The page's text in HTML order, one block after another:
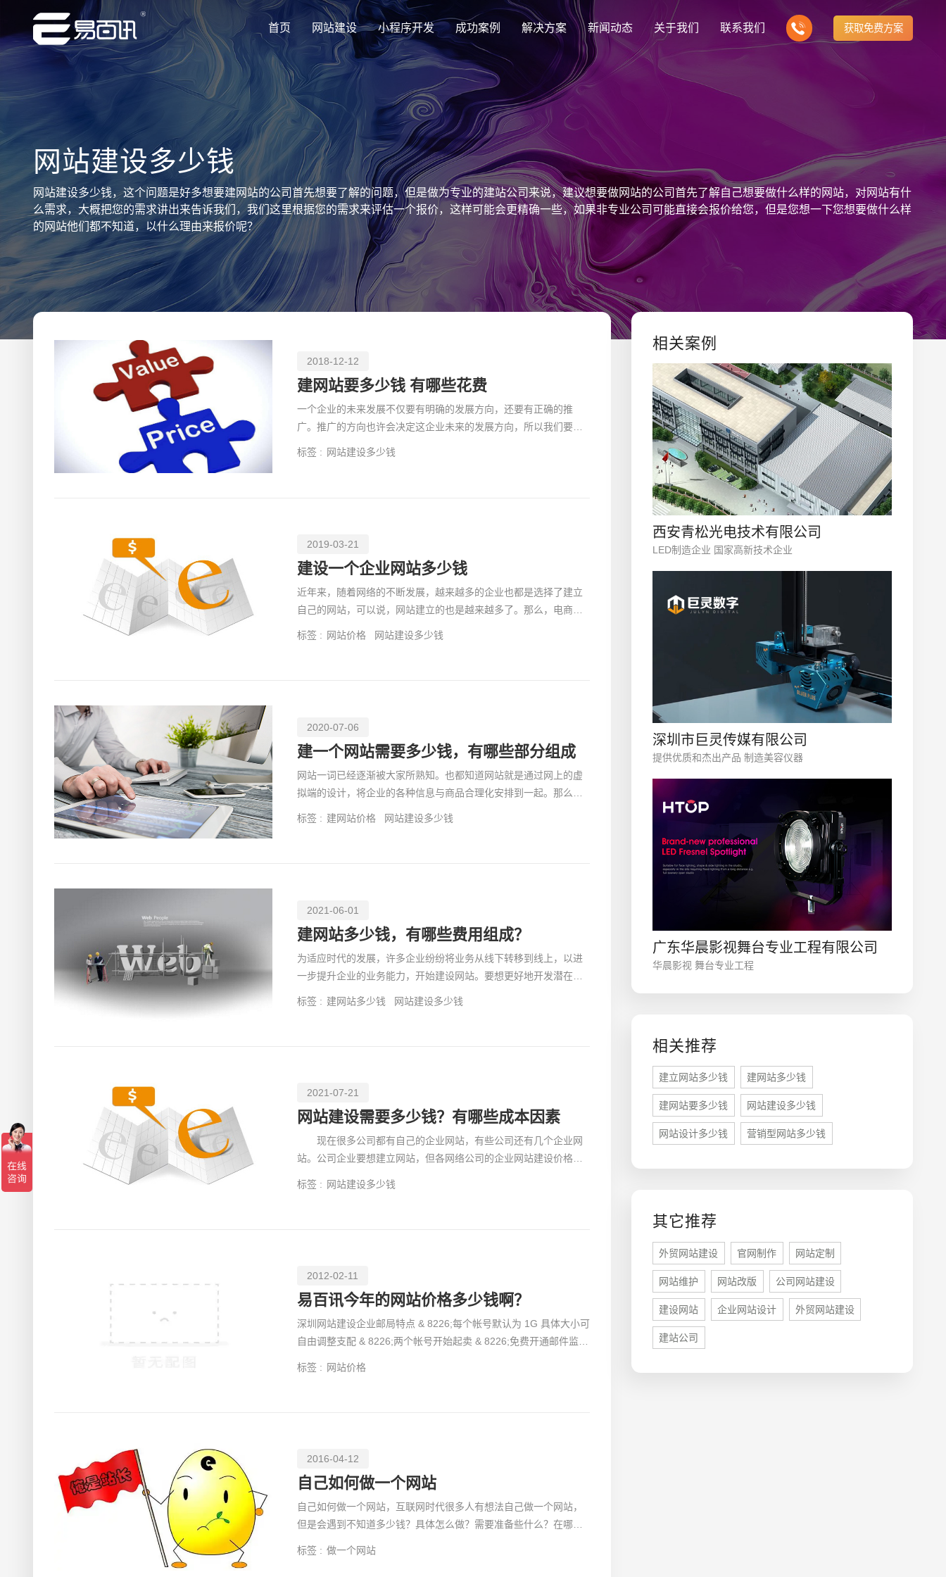
首页 网站建设
专注网站建设行业优质供应商
创意品牌型网站建设
企业品牌高端网站设计
企业营销型网站建设
响应式网站建设
适应各个终端设备网站
网站建设定制改版
定制化网站建设改版方案
购物商城系统开发
零售在线电子商务网站
手机微信网站建设
小程序开发 成功案例
专注网站建设行业优质供应商 集团上市网站
集团大企上市公司
行业门户网站
行业门户网站平台开发
外贸出口网站
外贸进出口网站开发
企业品牌官网
创意品牌型网站建设 营销型网站建力企业公信力
解决方案
专注网站建设行业优质供应商
解决方案
定制化视觉设计与互动策划方案
芯片半导体网站建设解决方
案
新能源行业网站建设解决方
案
政府网站建设解决方案
购物商城网站建设解决方案 品牌形象网站建设解决方案
门户网站建设解决方案 营销型网站建设解决方案 企业网站建设解决方案
多样化产品总有一个满足你的需求
新闻动态
专注网站建设行业优质供应商 最新签约
Latest signing
建站知识
Website building knowledge
行业新闻
Industry information
网站设计
Website Design
关于我们
专注网站建设行业优质供应商 公司介绍
致力于互联网品牌建设
公司团队
我们的团队协作精神
发展历程
一路走来感谢您的陪伴
联系我们 获取免费方案
网站建设多少钱
网站建设多少钱，这个问题是好多想要建网站的公司首先想要了解的问题，但是做为专业的建站公司来说，建议想要做网站的公司首先了解自己想要做什么样的网站，对网站有什
么需求，大概把您的需求讲出来告诉我们，我们这里根据您的需求来评估一个报价，这样可能会更精确一些，如果非专业公司可能直接会报价给您，但是您想一下您想要做什么样
的网站他们都不知道，以什么理由来报价呢？
2018-12-12
建网站要多少钱 有哪些花费
一个企业的未来发展不仅要有明确的发展方向，还要有正确的推
广。推广的方向也许会决定这企业未来的发展方向，所以我们要正
标签 : 网站建设多少钱
2019-03-21
建设一个企业网站多少钱
近年来，随着网络的不断发展，越来越多的企业也都是选择了建立
自己的网站，可以说，网站建立的也是越来越多了。那么，电商网
标签 : 网站价格 网站建设多少钱
2020-07-06
建一个网站需要多少钱，有哪些部分组成
网站一词已经逐渐被大家所熟知。也都知道网站就是通过网上的虚
拟端的设计，将企业的各种信息与商品合理化安排到一起。那么大
标签 : 建网站价格 网站建设多少钱
2021-06-01
建网站多少钱，有哪些费用组成？
为适应时代的发展，许多企业纷纷将业务从线下转移到线上，以进
一步提升企业的业务能力，开始建设网站。要想更好地开发潜在客
标签 : 建网站多少钱 网站建设多少钱
2021-07-21
网站建设需要多少钱？有哪些成本因素
现在很多公司都有自己的企业网站，有些公司还有几个企业网
站。公司企业要想建立网站，但各网络公司的企业网站建设价格都
标签 : 网站建设多少钱
2012-02-11
易百讯今年的网站价格多少钱啊？
深圳网站建设企业邮局特点 & 8226;每个帐号默认为 1G 具体大小可
自由调整支配 & 8226;两个帐号开始起卖 & 8226;免费开通邮件监控
标签 : 网站价格
2016-04-12
自己如何做一个网站
自己如何做一个网站，互联网时代很多人有想法自己做一个网站，
但是会遇到不知道多少钱？具体怎么做？需要准备些什么？在哪里
标签 : 做一个网站
相关案例
西安青松光电技术有限公司
LED制造企业 国家高新技术企业
深圳市巨灵传媒有限公司
提供优质和杰出产品 制造美容仪器
广东华晨影视舞台专业工程有限公司
华晨影视 舞台专业工程
相关推荐
建立网站多少钱 建网站多少钱
建网站要多少钱 网站建设多少钱
网站设计多少钱 营销型网站多少钱
其它推荐
外贸网站建设 官网制作 网站定制
网站维护 网站改版 公司网站建设
建设网站 企业网站设计 外贸网站建设
建站公司
微信号
创意品牌型网站 · 标准企业官网建设